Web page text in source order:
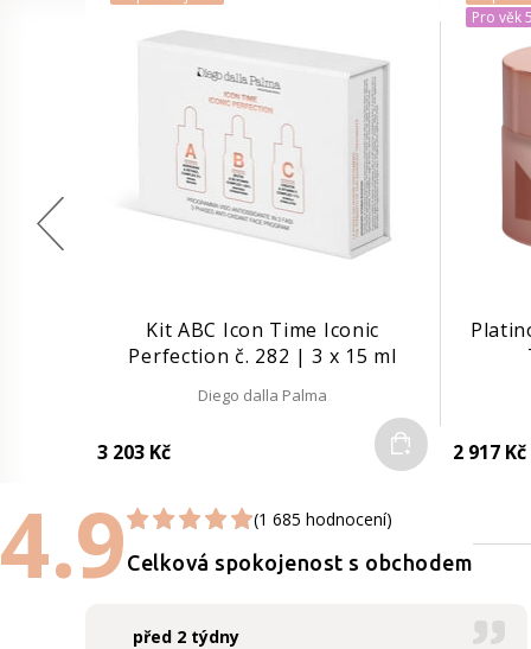
Kit ABC Icon Time Iconic
Perfection č. 282 | 3 x 15 ml
Diego dalla Palma
3 203 Kč Do košíku
Pro věk
2 917 Kč
4.9 (1 685 hodnocení)
Celková spokojenost s obchodem
před 2 týdny